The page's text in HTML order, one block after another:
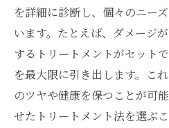
を詳細に診断し、個々のニー
います。たとえば、ダメージ
するトリートメントがセット
を最大限に引き出します。こ
のツヤや健康を保つことが可
せたトリートメント法を選ぶ